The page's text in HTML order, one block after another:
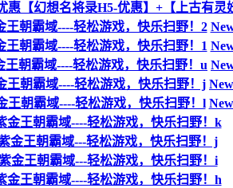
【幻想名将录H5-优惠】+【上古有灵
王朝霸域----轻松游戏，快乐扫野！2
王朝霸域----轻松游戏，快乐扫野！1
王朝霸域----轻松游戏，快乐扫野！u
王朝霸域----轻松游戏，快乐扫野！j New
王朝霸域----轻松游戏，快乐扫野！l New
金王朝霸域----轻松游戏，快乐扫野！k
金王朝霸域---轻松游戏，快乐扫野！j
金王朝霸域---轻松游戏，快乐扫野！i
金王朝霸域----轻松游戏，快乐扫野！h